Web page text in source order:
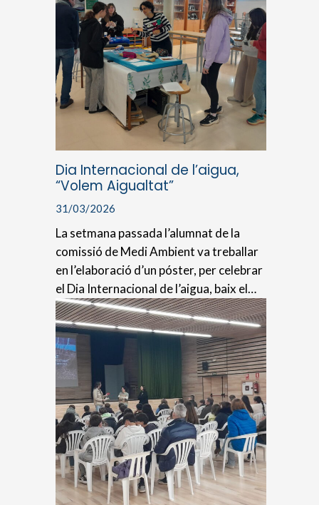
Dia Internacional de l’aigua,
“Volem Aigualtat”
31/03/2026
La setmana passada l’alumnat de la
comissió de Medi Ambient va treballar
en l’elaboració d’un póster, per celebrar
el Dia Internacional de l’aigua, baix el…